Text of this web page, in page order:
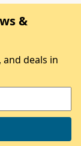
&
deals in